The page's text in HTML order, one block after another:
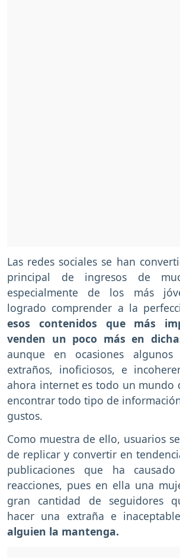
Las redes sociales se han
principal de ingresos de
especialmente de los más
logrado comprender a la
esos contenidos que más
venden un poco más en
aunque en ocasiones
extraños, inoficiosos, e
ahora internet es todo un mundo
encontrar todo tipo de
gustos.
Como muestra de ello, usuarios
de replicar y convertir en
publicaciones que ha
reacciones, pues en ella una
gran cantidad de seguidores
hacer una extraña e
alguien la mantenga.